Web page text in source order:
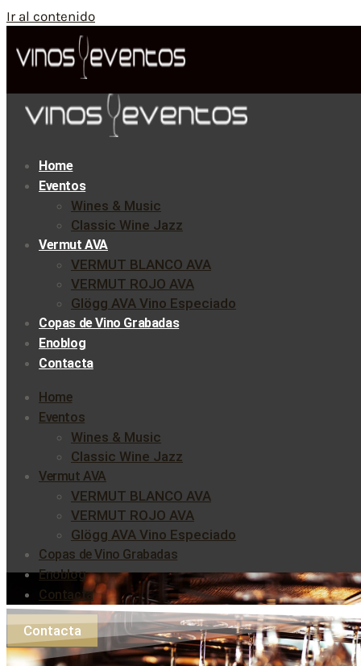
Ir al contenido
Home
Eventos
Wines & Music
Classic Wine Jazz
Vermut AVA
VERMUT BLANCO AVA
VERMUT ROJO AVA
Glögg AVA Vino Especiado
Copas de Vino Grabadas
Enoblog
Contacta
Home
Eventos
Wines & Music
Classic Wine Jazz
Vermut AVA
VERMUT BLANCO AVA
VERMUT ROJO AVA
Glögg AVA Vino Especiado
Copas de Vino Grabadas
Enoblog
Contacta
Contacta